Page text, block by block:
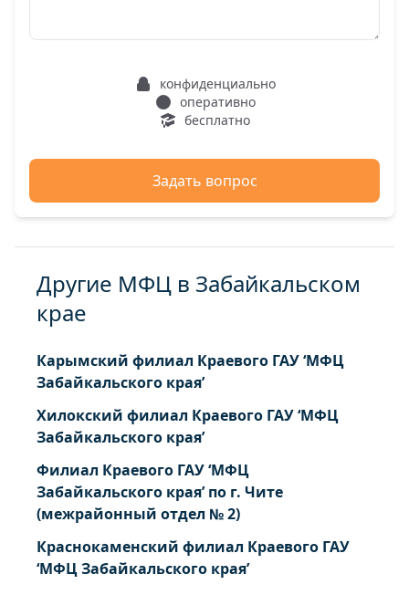
конфиденциально
оперативно
бесплатно
Задать вопрос
Другие МФЦ в Забайкальском
крае
Карымский филиал Краевого ГАУ ‘МФЦ
Забайкальского края’
Хилокский филиал Краевого ГАУ ‘МФЦ
Забайкальского края’
Филиал Краевого ГАУ ‘МФЦ
Забайкальского края’ по г. Чите
(межрайонный отдел № 2)
Краснокаменский филиал Краевого ГАУ
‘МФЦ Забайкальского края’